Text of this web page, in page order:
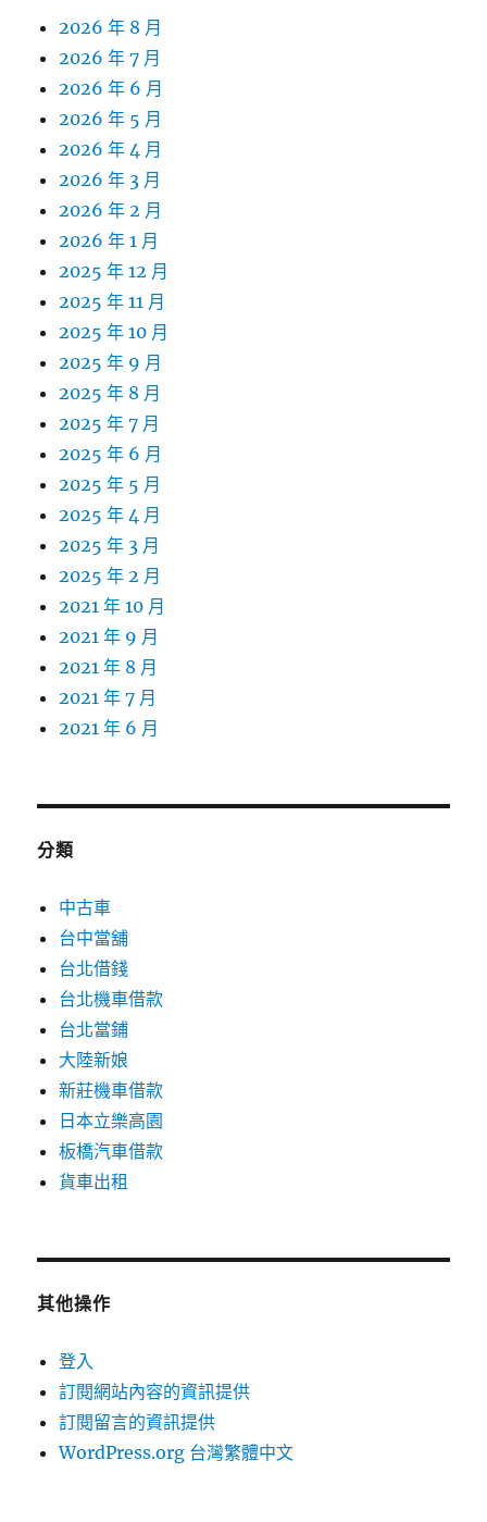
2026 年 8 月
2026 年 7 月
2026 年 6 月
2026 年 5 月
2026 年 4 月
2026 年 3 月
2026 年 2 月
2026 年 1 月
2025 年 12 月
2025 年 11 月
2025 年 10 月
2025 年 9 月
2025 年 8 月
2025 年 7 月
2025 年 6 月
2025 年 5 月
2025 年 4 月
2025 年 3 月
2025 年 2 月
2021 年 10 月
2021 年 9 月
2021 年 8 月
2021 年 7 月
2021 年 6 月
分類
中古車
台中當舖
台北借錢
台北機車借款
台北當鋪
大陸新娘
新莊機車借款
日本立樂高園
板橋汽車借款
貨車出租
其他操作
登入
訂閱網站內容的資訊提供
訂閱留言的資訊提供
WordPress.org 台灣繁體中文